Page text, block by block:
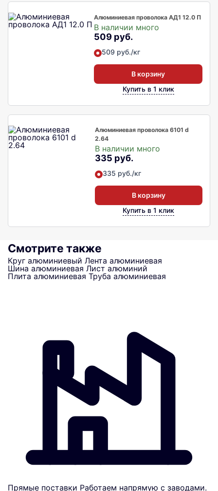
Алюминиевая проволока АД1 12.0 П
В наличии много
509 руб.
509 руб./кг
В корзину
Купить в 1 клик
Алюминиевая проволока 6101 d
2.64
В наличии много
335 руб.
335 руб./кг
В корзину
Купить в 1 клик
Смотрите также
Круг алюминиевый Лента алюминиевая
Шина алюминиевая Лист алюминий
Плита алюминиевая Труба алюминиевая
Прямые поставки Работаем напрямую с заводами.